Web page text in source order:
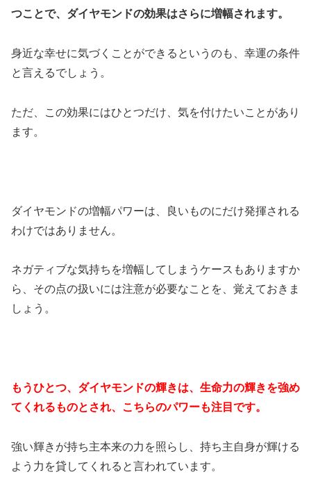
つことで、ダイヤモンドの効果はさらに増幅されます。
身近な幸せに気づくことができるというのも、幸運の条件
と言えるでしょう。
ただ、この効果にはひとつだけ、気を付けたいことがあり
ます。
ダイヤモンドの増幅パワーは、良いものにだけ発揮される
わけではありません。
ネガティブな気持ちを増幅してしまうケースもありますか
ら、その点の扱いには注意が必要なことを、覚えておきま
しょう。
もうひとつ、ダイヤモンドの輝きは、生命力の輝きを強め
てくれるものとされ、こちらのパワーも注目です。
強い輝きが持ち主本来の力を照らし、持ち主自身が輝ける
よう力を貸してくれると言われています。